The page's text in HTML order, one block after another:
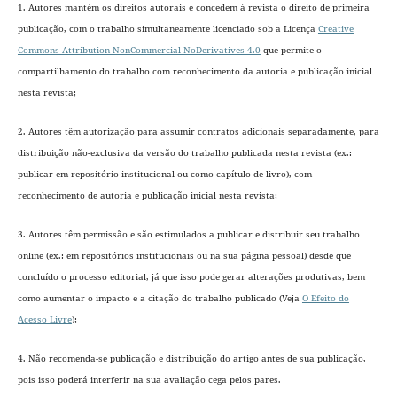
1. Autores mantém os direitos autorais e concedem à revista o direito de primeira
publicação, com o trabalho simultaneamente licenciado sob a Licença Creative
Commons Attribution-NonCommercial-NoDerivatives 4.0 que permite o
compartilhamento do trabalho com reconhecimento da autoria e publicação inicial
nesta revista;
2. Autores têm autorização para assumir contratos adicionais separadamente, para
distribuição não-exclusiva da versão do trabalho publicada nesta revista (ex.:
publicar em repositório institucional ou como capítulo de livro), com
reconhecimento de autoria e publicação inicial nesta revista;
3. Autores têm permissão e são estimulados a publicar e distribuir seu trabalho
online (ex.: em repositórios institucionais ou na sua página pessoal) desde que
concluído o processo editorial, já que isso pode gerar alterações produtivas, bem
como aumentar o impacto e a citação do trabalho publicado (Veja O Efeito do
Acesso Livre);
4. Não recomenda-se publicação e distribuição do artigo antes de sua publicação,
pois isso poderá interferir na sua avaliação cega pelos pares.